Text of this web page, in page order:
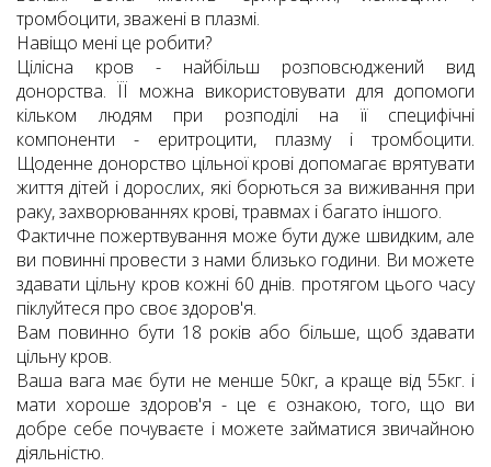
тромбоцити, зважені в плазмі.
Навіщо мені це робити?
Цілісна кров - найбільш розповсюджений вид
донорства. ЇЇ можна використовувати для допомоги
кільком людям при розподілі на її специфічні
компоненти - еритроцити, плазму і тромбоцити.
Щоденне донорство цільної крові допомагає врятувати
життя дітей і дорослих, які борються за виживання при
раку, захворюваннях крові, травмах і багато іншого.
Фактичне пожертвування може бути дуже швидким, але
ви повинні провести з нами близько години. Ви можете
здавати цільну кров кожні 60 днів. протягом цього часу
піклуйтеся про своє здоров'я.
Вам повинно бути 18 років або більше, щоб здавати
цільну кров.
Ваша вага має бути не менше 50кг, а краще від 55кг. і
мати хороше здоров'я - це є ознакою, того, що ви
добре себе почуваєте і можете займатися звичайною
діяльністю.